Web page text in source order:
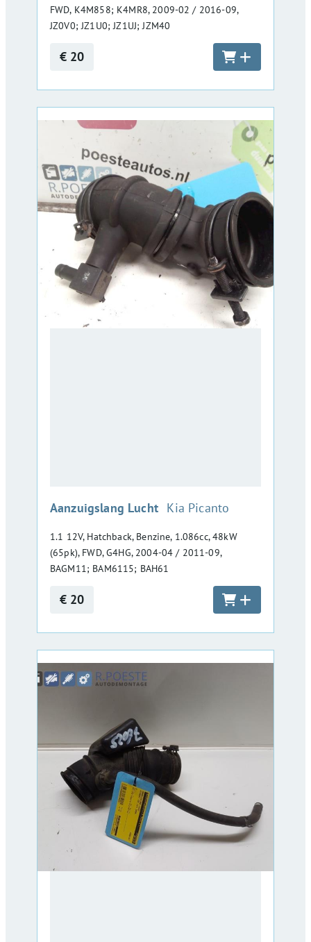
FWD, K4M858; K4MR8, 2009-02 / 2016-09,
JZ0V0; JZ1U0; JZ1UJ; JZM40
€ 20
Aanzuigslang Lucht :Kia Picanto
1.1 12V, Hatchback, Benzine, 1.086cc, 48kW
(65pk), FWD, G4HG, 2004-04 / 2011-09,
BAGM11; BAM6115; BAH61
€ 20